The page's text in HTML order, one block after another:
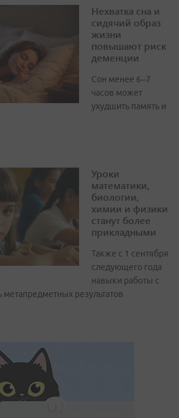
Нехватка сна и
сидячий образ
жизни
повышают риск
деменции
Сон менее 6–7
часов может
ухудшить память и
Уроки
математики,
биологии,
химии и физики
станут более
прикладными
Также с 1 сентября
следующего года
навыки работы с
результатов